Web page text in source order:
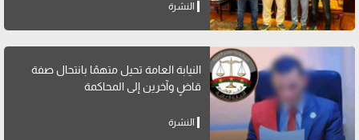
النشرة
النيابة العامة تحيل متهمًا بانتحال صفة
قاضٍ وآخرين إلى المحاكمة
النشرة